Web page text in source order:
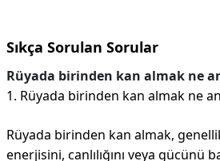
Sıkça Sorulan Sorular
Rüyada birinden kan almak ne
1. Rüyada birinden kan almak ne
Rüyada birinden kan almak,
enerjisini, canlılığını veya gücünü